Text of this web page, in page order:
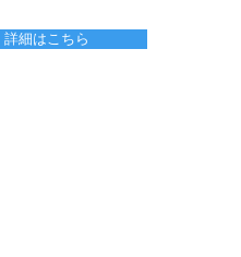
詳細はこちら